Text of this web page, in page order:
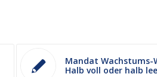
Mandat Wachstums-
Halb voll oder halb